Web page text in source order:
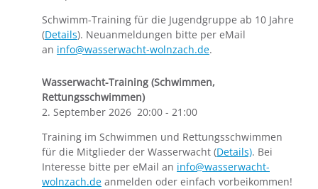
Schwimm-Training für die Jugendgruppe ab 10 Jahre
(Details). Neuanmeldungen bitte per eMail
an info@wasserwacht-wolnzach.de.
Wasserwacht-Training (Schwimmen,
Rettungsschwimmen)
2. September 2026 20:00 - 21:00
Training im Schwimmen und Rettungsschwimmen
für die Mitglieder der Wasserwacht (Details). Bei
Interesse bitte per eMail an info@wasserwacht-
wolnzach.de anmelden oder einfach vorbeikommen!